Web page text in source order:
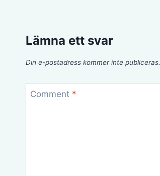
Lämna ett svar
Din e-postadress kommer inte publiceras.
Comment *